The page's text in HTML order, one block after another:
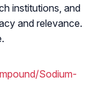
institutions, and
and relevance.
Sodium-